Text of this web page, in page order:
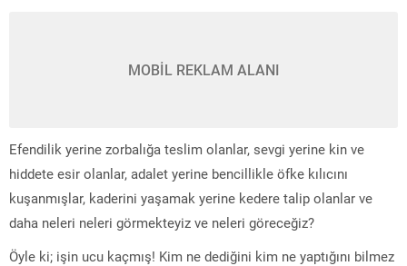
MOBİL REKLAM ALANI
Efendilik yerine zorbalığa ‎teslim olanlar, sevgi yerine kin ve
hiddete esir olanlar, adalet yerine bencillikle ‎öfke kılıcını
kuşanmışlar, kaderini yaşamak yerine kedere talip olanlar ve
daha ‎neleri neleri görmekteyiz ve neleri göreceğiz?
Öyle ki; işin ucu kaçmış! Kim ne dediğini kim ne yaptığını bilmez